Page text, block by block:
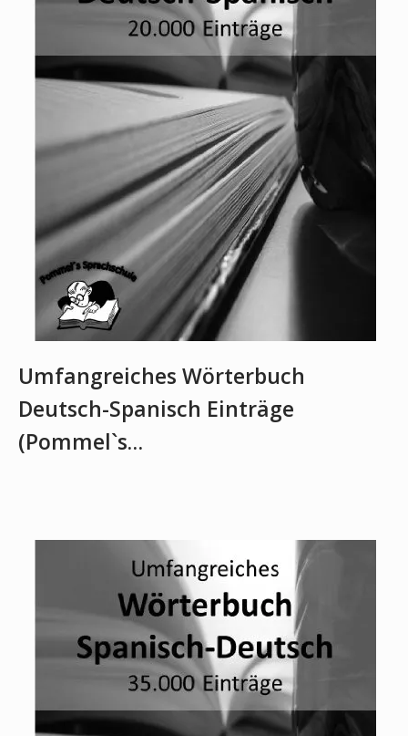
Umfangreiches Wörterbuch
Deutsch-Spanisch Einträge
(Pommel`s…